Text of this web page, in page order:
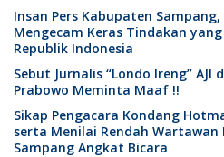
Insan Pers Kabupaten Sampang,
Mengecam Keras Tindakan
Republik Indonesia
Sebut Jurnalis “Londo Ireng” AJI
Prabowo Meminta Maaf !!
Sikap Pengacara Kondang
serta Menilai Rendah Wartawan
Sampang Angkat Bicara